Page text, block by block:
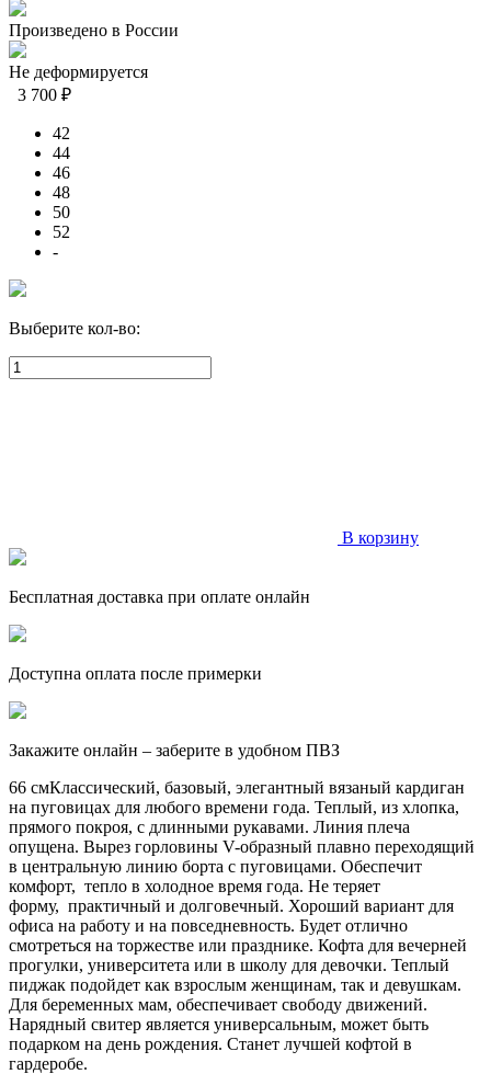
Произведено в России
Не деформируется
3 700 ₽
42
44
46
48
50
52
-
Выберите кол-во:
В корзину
Бесплатная доставка при оплате онлайн
Доступна оплата после примерки
Закажите онлайн – заберите в удобном ПВЗ
66 смКлассический, базовый, элегантный вязаный кардиган
на пуговицах для любого времени года. Теплый, из хлопка,
прямого покроя, с длинными рукавами. Линия плеча
опущена. Вырез горловины V-образный плавно переходящий
в центральную линию борта с пуговицами. Обеспечит
комфорт, тепло в холодное время года. Не теряет
форму, практичный и долговечный. Хороший вариант для
офиса на работу и на повседневность. Будет отлично
смотреться на торжестве или празднике. Кофта для вечерней
прогулки, университета или в школу для девочки. Теплый
пиджак подойдет как взрослым женщинам, так и девушкам.
Для беременных мам, обеспечивает свободу движений.
Нарядный свитер является универсальным, может быть
подарком на день рождения. Станет лучшей кофтой в
гардеробе.